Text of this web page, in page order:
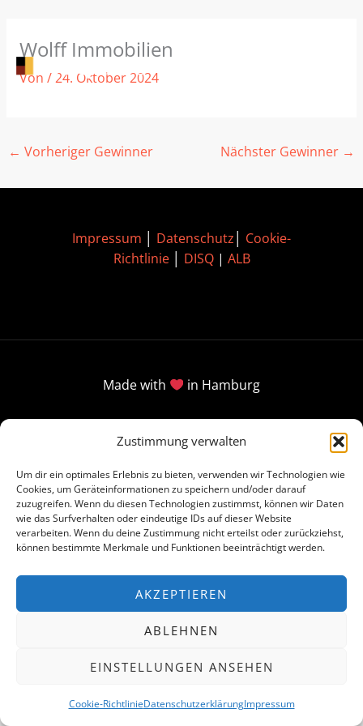
Zustimmung verwalten
Um dir ein optimales Erlebnis zu bieten, verwenden wir Technologien wie
Cookies, um Geräteinformationen zu speichern und/oder darauf
zuzugreifen. Wenn du diesen Technologien zustimmst, können wir Daten
wie das Surfverhalten oder eindeutige IDs auf dieser Website
verarbeiten. Wenn du deine Zustimmung nicht erteilst oder zurückziehst,
können bestimmte Merkmale und Funktionen beeinträchtigt werden.
AKZEPTIEREN
ABLEHNEN
EINSTELLUNGEN ANSEHEN
Cookie-RichtlinieDatenschutzerklärungImpressum
Inhalt
springen
Wolff Immobilien
Von /24. Oktober 2024
← Vorheriger Gewinner Nächster Gewinner →
Impressum Datenschutz
Cookie-
Richtlinie│ DISQ| ALB
Made with in Hamburg